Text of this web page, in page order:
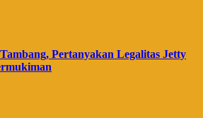
Pertanyakan Legalitas Jetty